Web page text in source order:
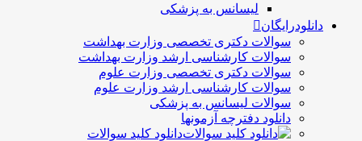
لیسانس به پزشکی
دانلودرایگان
سوالات دکتری تخصصی وزارت بهداشت
سوالات کارشناسی ارشد وزارت بهداشت
سوالات دکتری تخصصی وزارت علوم
سوالات کارشناسی ارشد وزارت علوم
سوالات لیسانس به پزشکی
دانلود دفترچه آزمونها
دانلود کلید سوالات